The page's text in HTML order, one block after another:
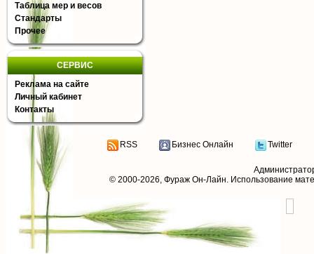
Таблица мер и весов
Стандарты
Прочее
СЕРВИС
Реклама на сайте
Личный кабинет
Контакты
RSS Бизнес Онлайн Twitter
© 2000-2026, Фураж Он-Лайн. Использование